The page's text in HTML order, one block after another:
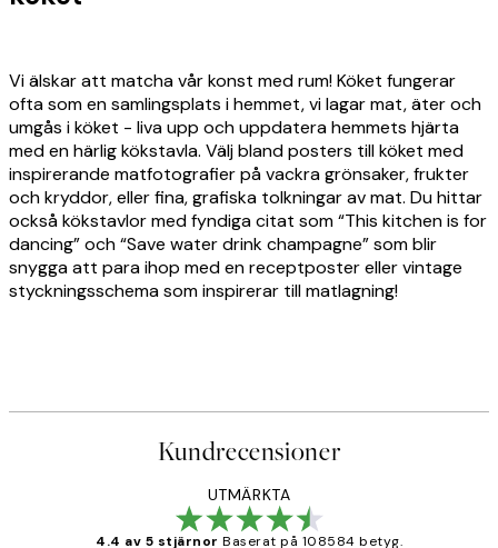
Vi älskar att matcha vår konst med rum! Köket fungerar
ofta som en samlingsplats i hemmet, vi lagar mat, äter och
umgås i köket - liva upp och uppdatera hemmets hjärta
med en härlig kökstavla. Välj bland posters till köket med
inspirerande matfotografier på vackra grönsaker, frukter
och kryddor, eller fina, grafiska tolkningar av mat. Du hittar
också kökstavlor med fyndiga citat som “This kitchen is for
dancing” och “Save water drink champagne” som blir
snygga att para ihop med en receptposter eller vintage
styckningsschema som inspirerar till matlagning!
Kundrecensioner
UTMÄRKTA
4.4 av 5 stjärnor Baserat på 108584 betyg.